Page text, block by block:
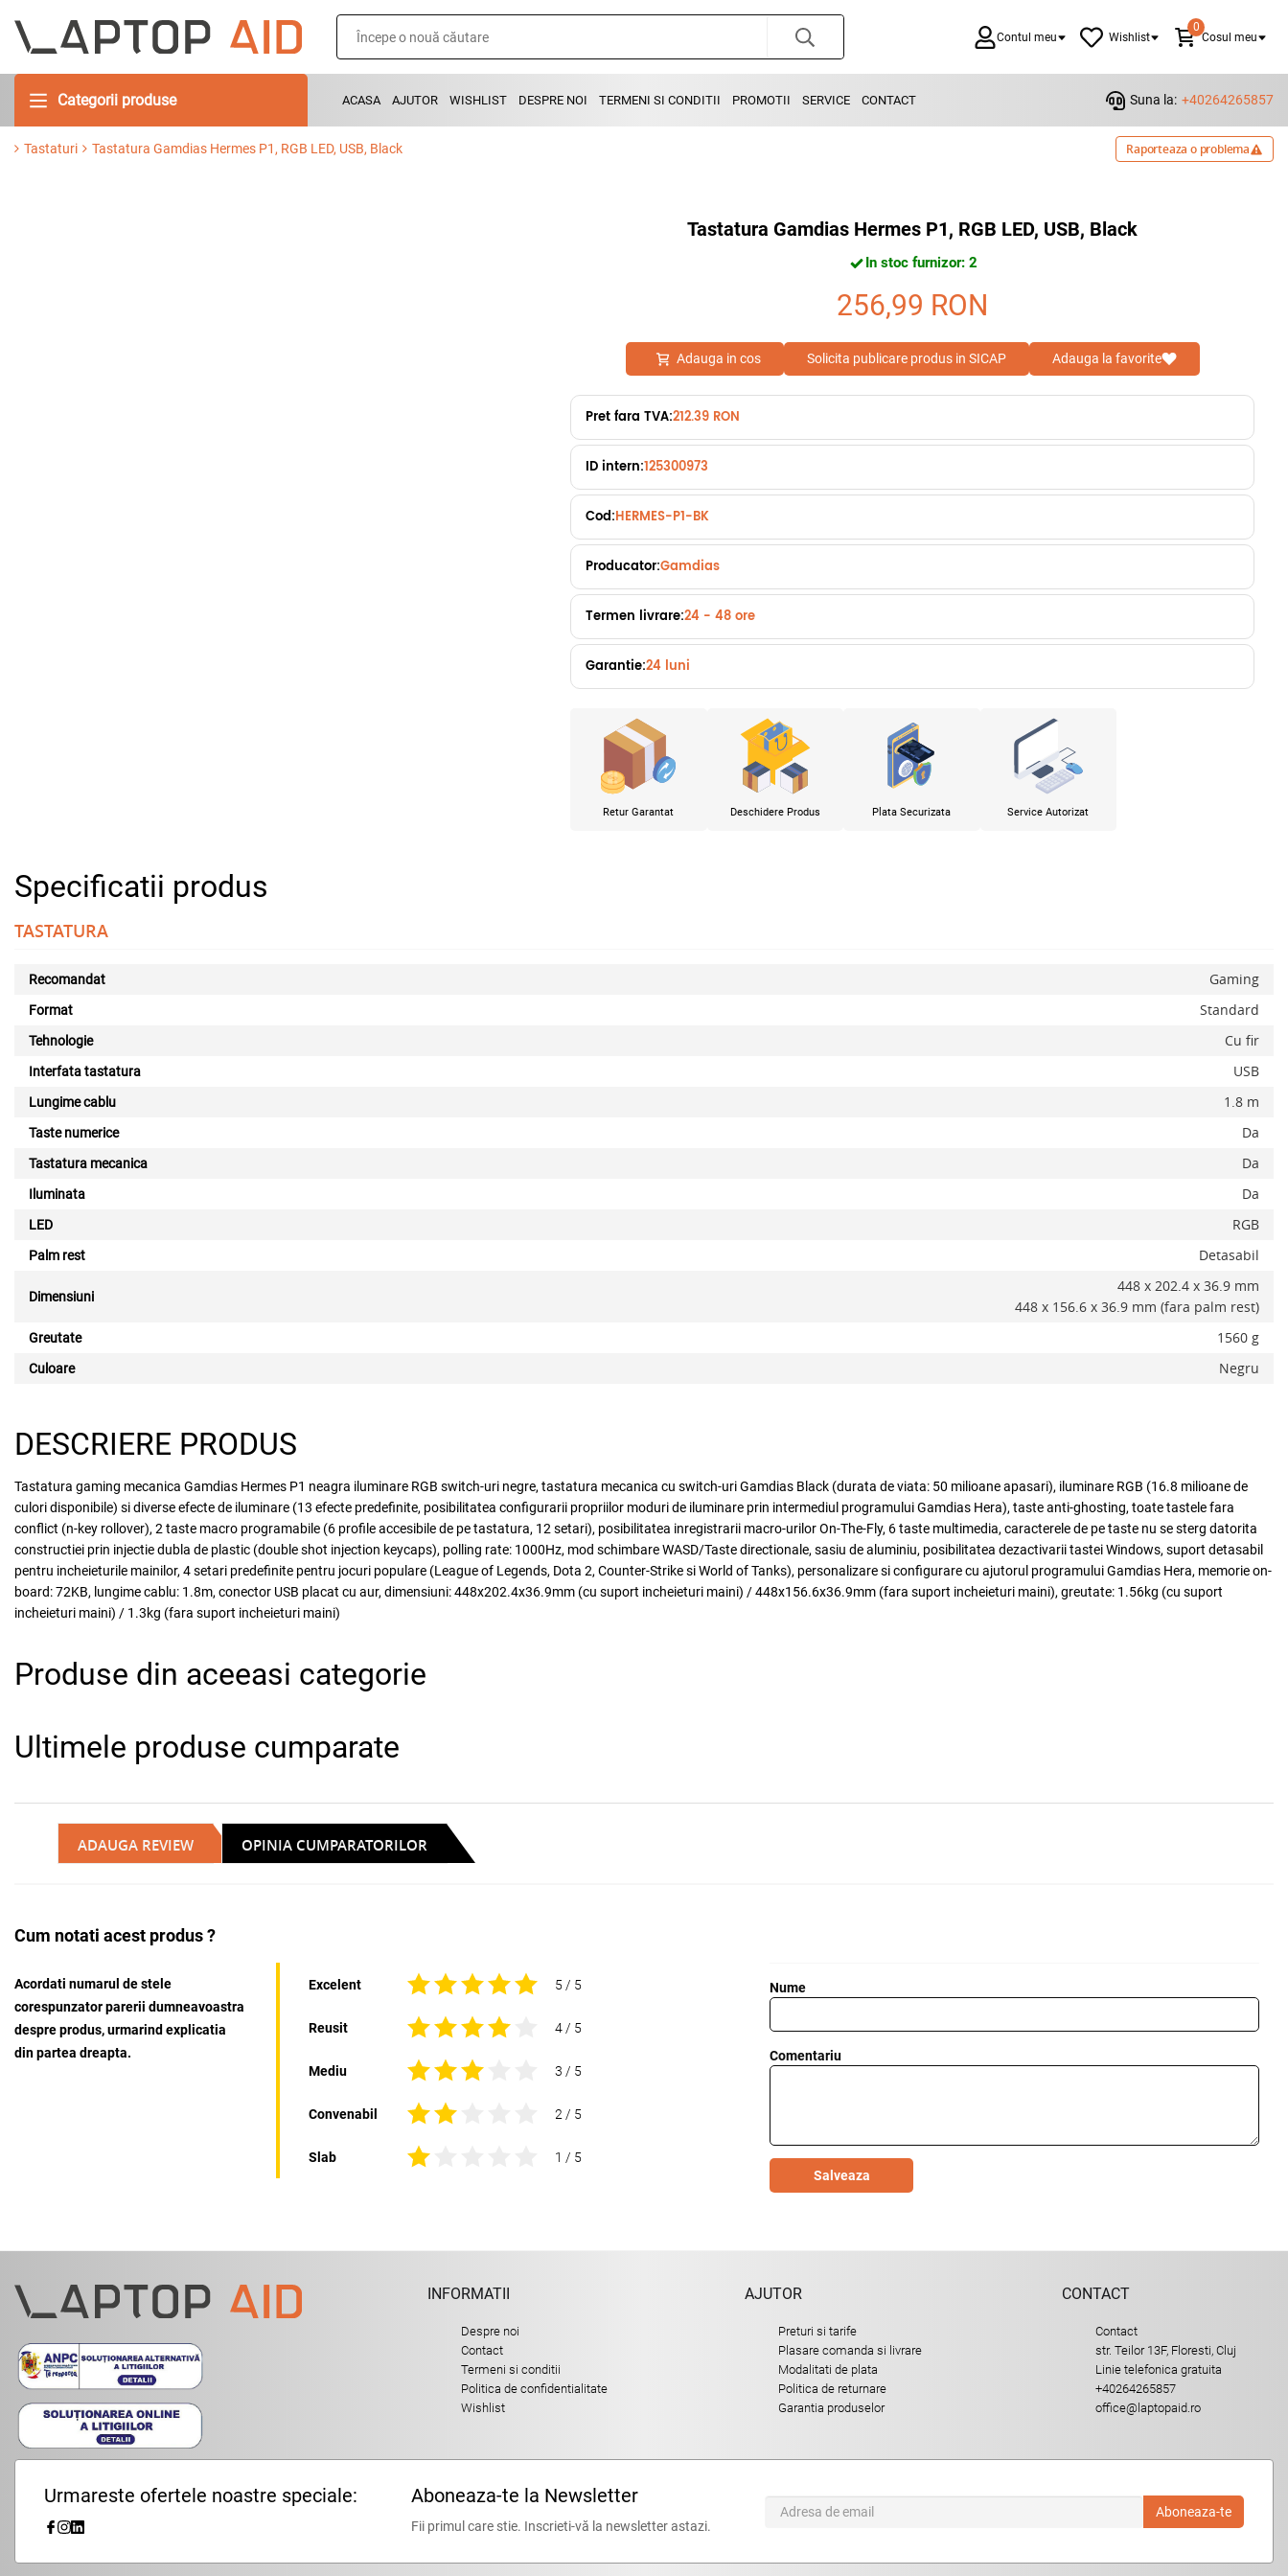
Contul meu Wishlist
0
Cosul meu
Categorii produse ACASA AJUTOR WISHLIST DESPRE NOI TERMENI SI CONDITII PROMOTII SERVICE CONTACT Suna la: +40264265857
Tastaturi Tastatura Gamdias Hermes P1, RGB LED, USB, Black Raporteaza o problema
Tastatura Gamdias Hermes P1, RGB LED, USB, Black
In stoc furnizor: 2
256,99 RON
Adauga in cos Solicita publicare produs in SICAP Adauga la favorite
Pret fara TVA:212.39 RON
ID intern:125300973
Cod:HERMES-P1-BK
Producator:Gamdias
Termen livrare:24 - 48 ore
Garantie:24 luni
Retur Garantat Deschidere Produs Plata Securizata Service Autorizat
Specificatii produs
TASTATURA
Recomandat Gaming
Format Standard
Tehnologie Cu fir
Interfata tastatura USB
Lungime cablu 1.8 m
Taste numerice Da
Tastatura mecanica Da
Iluminata Da
LED RGB
Palm rest Detasabil
Dimensiuni
448 x 202.4 x 36.9 mm
448 x 156.6 x 36.9 mm (fara palm rest)
Greutate 1560 g
Culoare Negru
DESCRIERE PRODUS
Tastatura gaming mecanica Gamdias Hermes P1 neagra iluminare RGB switch-uri negre, tastatura mecanica cu switch-uri Gamdias Black (durata de viata: 50 milioane apasari), iluminare RGB (16.8 milioane de
culori disponibile) si diverse efecte de iluminare (13 efecte predefinite, posibilitatea configurarii propriilor moduri de iluminare prin intermediul programului Gamdias Hera), taste anti-ghosting, toate tastele fara
conflict (n-key rollover), 2 taste macro programabile (6 profile accesibile de pe tastatura, 12 setari), posibilitatea inregistrarii macro-urilor On-The-Fly, 6 taste multimedia, caracterele de pe taste nu se sterg datorita
constructiei prin injectie dubla de plastic (double shot injection keycaps), polling rate: 1000Hz, mod schimbare WASD/Taste directionale, sasiu de aluminiu, posibilitatea dezactivarii tastei Windows, suport detasabil
pentru incheieturile mainilor, 4 setari predefinite pentru jocuri populare (League of Legends, Dota 2, Counter-Strike si World of Tanks), personalizare si configurare cu ajutorul programului Gamdias Hera, memorie on-
board: 72KB, lungime cablu: 1.8m, conector USB placat cu aur, dimensiuni: 448x202.4x36.9mm (cu suport incheieturi maini) / 448x156.6x36.9mm (fara suport incheieturi maini), greutate: 1.56kg (cu suport
incheieturi maini) / 1.3kg (fara suport incheieturi maini)
Produse din aceeasi categorie
Ultimele produse cumparate
ADAUGA REVIEW OPINIA CUMPARATORILOR
Cum notati acest produs ?
Acordati numarul de stele
corespunzator parerii dumneavoastra
despre produs, urmarind explicatia
din partea dreapta.
Excelent 5 / 5
Reusit 4 / 5
Mediu 3 / 5
Convenabil 2 / 5
Slab 1 / 5
Nume
Comentariu
Salveaza
ADAUGA IN COS
INFORMATII
Despre noi
Contact
Termeni si conditii
Politica de confidentialitate
Wishlist
AJUTOR
Preturi si tarife
Plasare comanda si livrare
Modalitati de plata
Politica de returnare
Garantia produselor
CONTACT
Contact
str. Teilor 13F, Floresti, Cluj
Linie telefonica gratuita
+40264265857
office@laptopaid.ro
Urmareste ofertele noastre speciale: Aboneaza-te la Newsletter
Fii primul care stie. Inscrieti-vă la newsletter astazi.
Aboneaza-te